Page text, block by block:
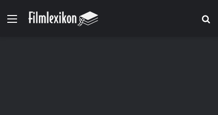
Menü